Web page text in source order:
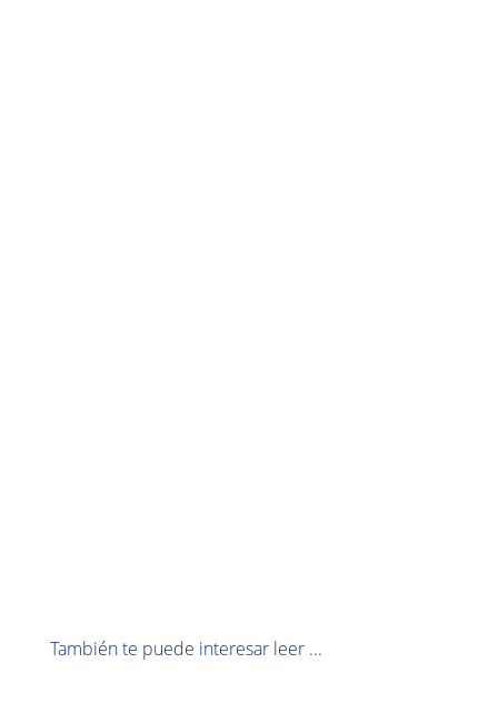
También te puede interesar leer ...